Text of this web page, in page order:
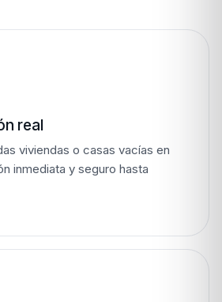
real
viviendas o casas vacías en
inmediata y seguro hasta